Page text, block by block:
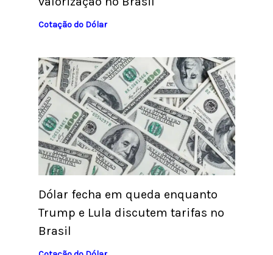
Cotação do Dólar
Dólar fecha em queda enquanto
Trump e Lula discutem tarifas no
Brasil